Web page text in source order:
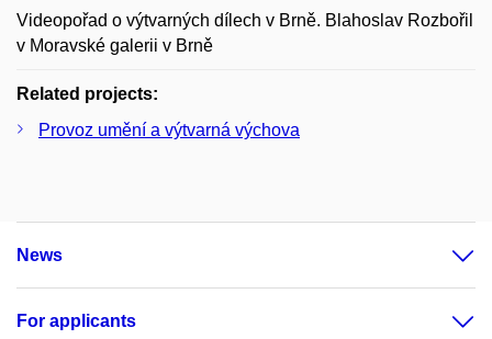
Videopořad o výtvarných dílech v Brně. Blahoslav Rozbořil
v Moravské galerii v Brně
Related projects:
Provoz umění a výtvarná výchova
News
For applicants